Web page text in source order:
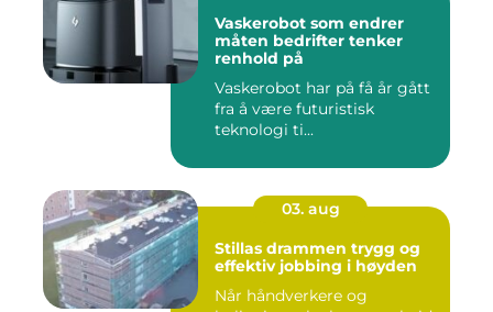
Vaskerobot som endrer
måten bedrifter tenker
renhold på
Vaskerobot har på få år gått
fra å være futuristisk
teknologi ti...
03. aug
Stillas drammen trygg og
effektiv jobbing i høyden
Når håndverkere og